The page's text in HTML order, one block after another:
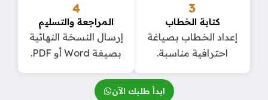
3
كتابة الخطاب
إعداد الخطاب بصياغة
احترافية مناسبة.
4
المراجعة والتسليم
إرسال النسخة النهائية
بصيغة Word أو PDF.
ابدأ طلبك الآن